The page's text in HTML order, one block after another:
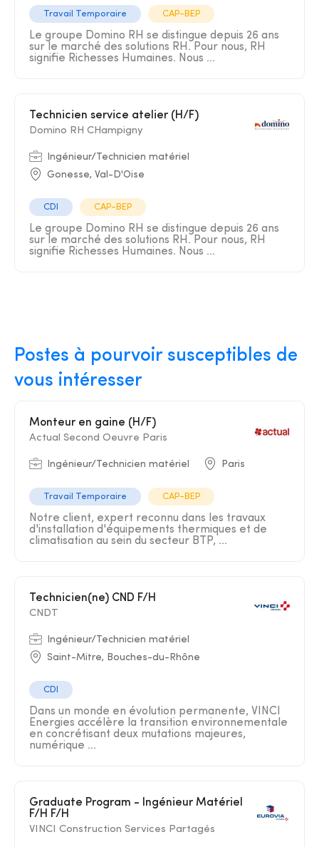
Travail Temporaire CAP-BEP
Le groupe Domino RH se distingue depuis 26 ans
sur le marché des solutions RH. Pour nous, RH
signifie Richesses Humaines. Nous ...
Technicien service atelier (H/F)
Domino RH CHampigny
Ingénieur/Technicien matériel
Gonesse, Val-D'Oise
CDI CAP-BEP
Le groupe Domino RH se distingue depuis 26 ans
sur le marché des solutions RH. Pour nous, RH
signifie Richesses Humaines. Nous ...
Postes à pourvoir susceptibles de
vous intéresser
Monteur en gaine (H/F)
Actual Second Oeuvre Paris
Ingénieur/Technicien matériel Paris
Travail Temporaire CAP-BEP
Notre client, expert reconnu dans les travaux
d'installation d'équipements thermiques et de
climatisation au sein du secteur BTP, ...
Technicien(ne) CND F/H
CNDT
Ingénieur/Technicien matériel
Saint-Mitre, Bouches-du-Rhône
CDI
Dans un monde en évolution permanente, VINCI
Energies accélère la transition environnementale
en concrétisant deux mutations majeures,
numérique ...
Graduate Program - Ingénieur Matériel
F/H F/H
VINCI Construction Services Partagés